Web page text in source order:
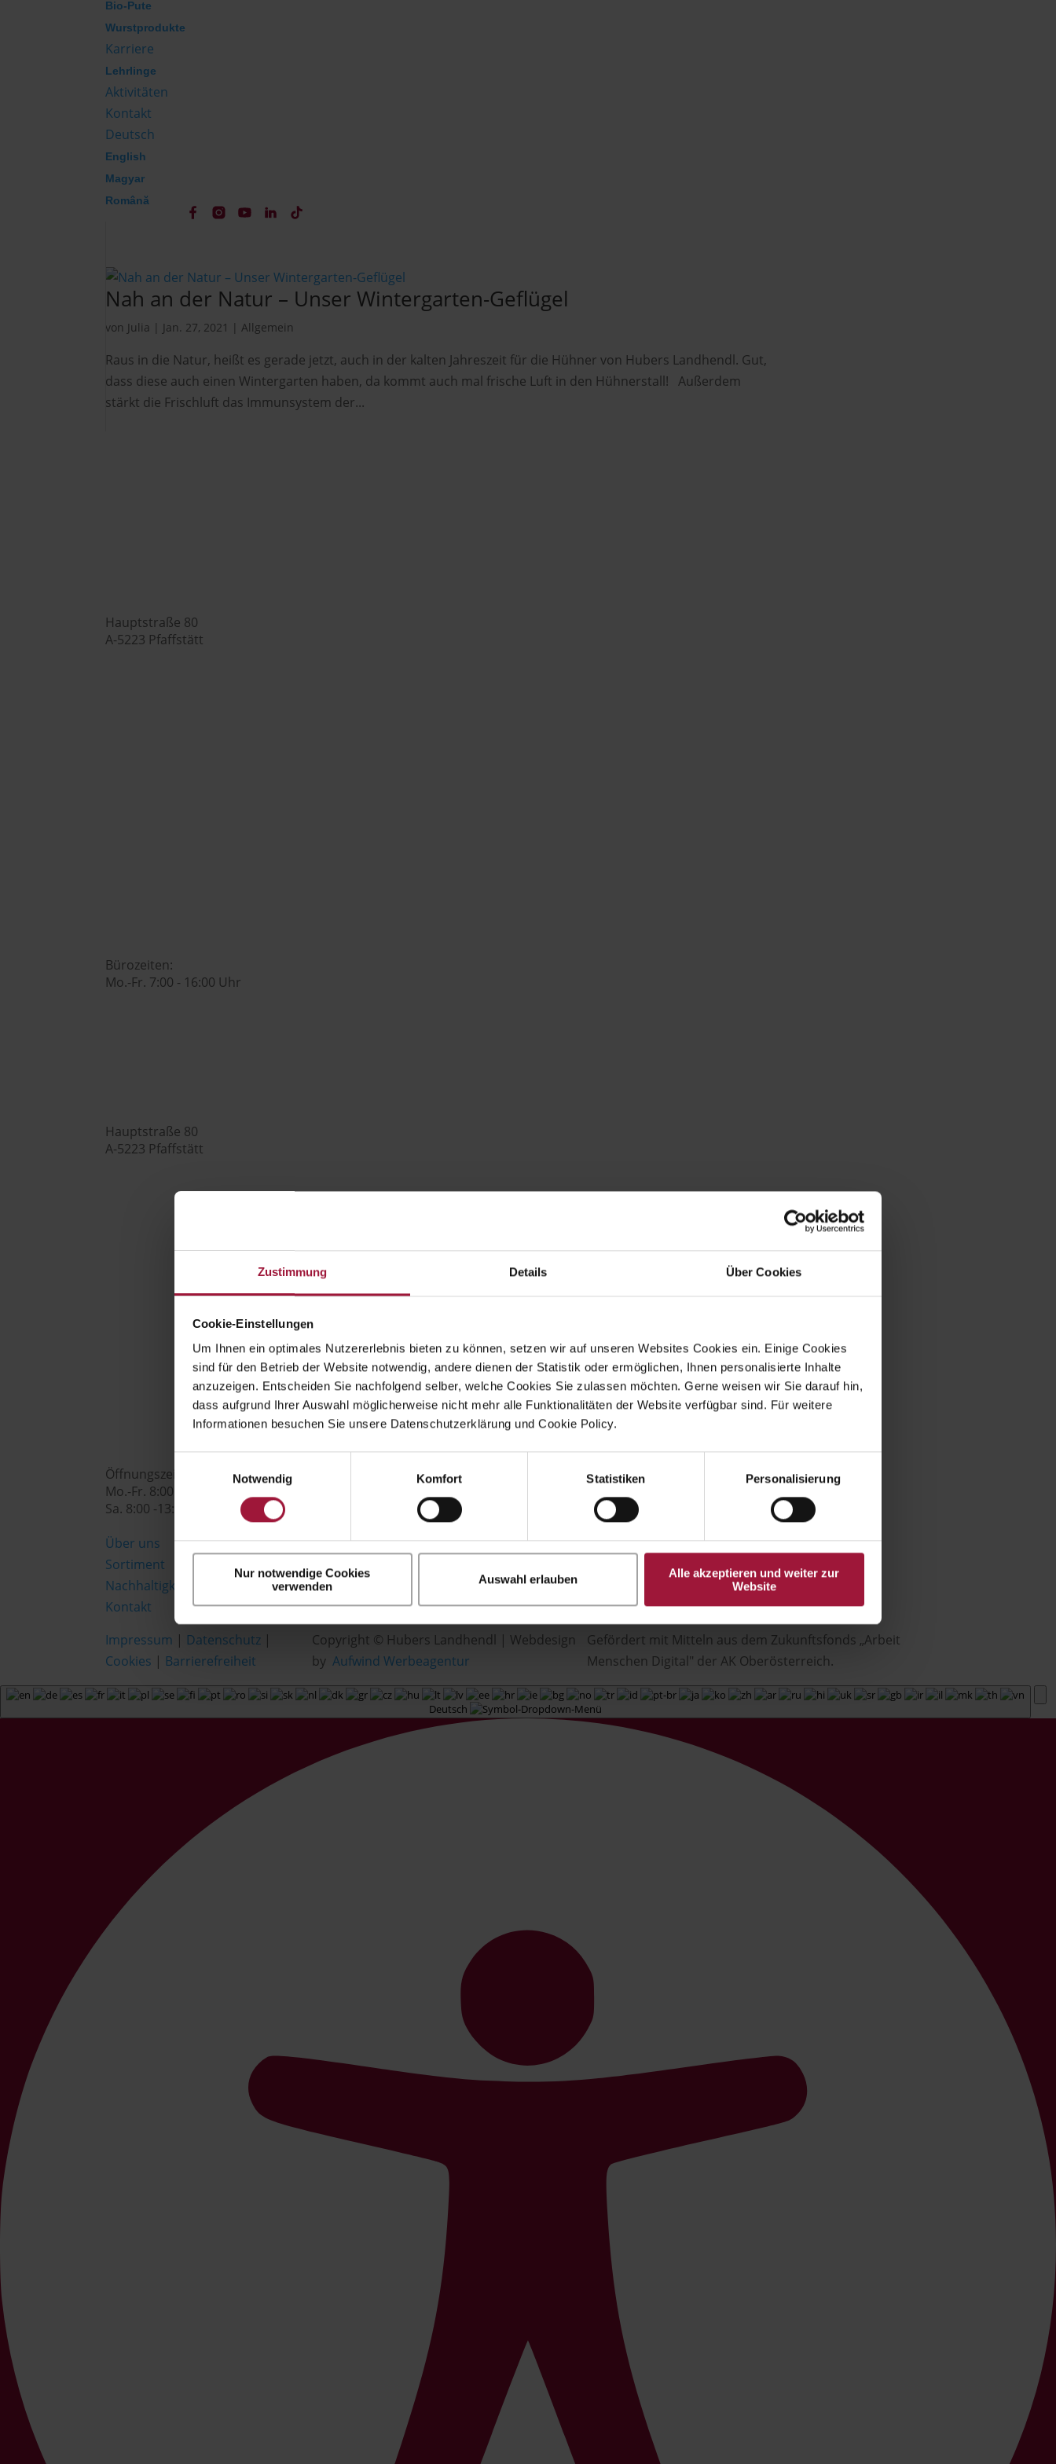
Zustimmung Details Über Cookies
Cookie-Einstellungen
Um Ihnen ein optimales Nutzererlebnis bieten zu können, setzen wir auf unseren Websites Cookies ein. Einige Cookies
sind für den Betrieb der Website notwendig, andere dienen der Statistik oder ermöglichen, Ihnen personalisierte Inhalte
anzuzeigen. Entscheiden Sie nachfolgend selber, welche Cookies Sie zulassen möchten. Gerne weisen wir Sie darauf hin,
dass aufgrund Ihrer Auswahl möglicherweise nicht mehr alle Funktionalitäten der Website verfügbar sind. Für weitere
Informationen besuchen Sie unsere Datenschutzerklärung und Cookie Policy.
Notwendig
Komfort Statistiken Personalisierung
Nur notwendige Cookies
verwenden
Auswahl erlauben
Alle akzeptieren und weiter zur
Website
Bio-Pute
Wurstprodukte
Karriere
Lehrlinge
Aktivitäten
Kontakt
Deutsch
English
Magyar
Română
Nah an der Natur – Unser Wintergarten-Geflügel
von Julia | Jan. 27, 2021 |Allgemein
Raus in die Natur, heißt es gerade jetzt, auch in der kalten Jahreszeit für die Hühner von Hubers Landhendl. Gut,
dass diese auch einen Wintergarten haben, da kommt auch mal frische Luft in den Hühnerstall! Außerdem
stärkt die Frischluft das Immunsystem der...
Hauptstraße 80
A-5223 Pfaffstätt
Bürozeiten:
Mo.-Fr. 7:00 - 16:00 Uhr
Hauptstraße 80
A-5223 Pfaffstätt
genusswelt@huberslandhendl.at
Öffnungszeiten:
Mo.-Fr. 8:00 - 18:00 Uhr
Sa. 8:00 -13:00 Uhr
Über uns
Sortiment
Nachhaltigkeit
Kontakt
Impressum | Datenschutz |
Cookies | Barrierefreiheit
Copyright © Hubers Landhendl | Webdesign
byAufwind Werbeagentur
Gefördert mit Mitteln aus dem Zukunftsfonds „Arbeit
Menschen Digital" der AK Oberösterreich.
Deutsch